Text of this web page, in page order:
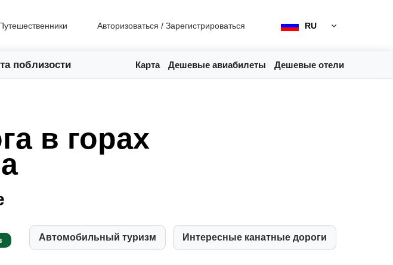
Авторизоваться / Зарегистрироваться RU
поблизости Карта Дешевые авиабилеты Дешевые отели
в горах
Автомобильный туризм Интересные канатные дороги